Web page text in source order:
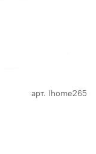
арт. Ihome265